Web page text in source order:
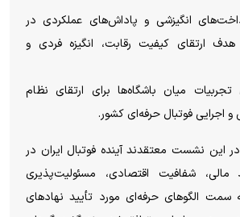
انگیزشی و پاداش‌های عملکردی در
هدف ارتقای کیفیت رقابت، انگیزه فردی و
میان باشگاه‌ها برای ارتقای نظام
اجرایی فوتبال حرفه‌ای کشور.
این نشست معتقدند آینده فوتبال ایران در
مالی، شفافیت اقتصادی، مسئولیت‌پذیری
الگوهای حرفه‌ای مورد تأیید نهادهای